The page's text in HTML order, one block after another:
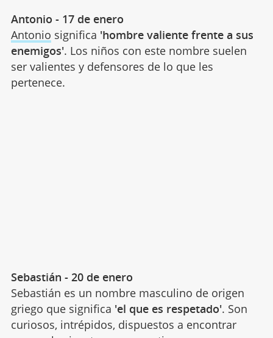
Antonio - 17 de enero
Antonio significa 'hombre valiente frente a sus
enemigos'. Los niños con este nombre suelen
ser valientes y defensores de lo que les
pertenece.
Sebastián - 20 de enero
Sebastián es un nombre masculino de origen
griego que significa 'el que es respetado'. Son
curiosos, intrépidos, dispuestos a encontrar